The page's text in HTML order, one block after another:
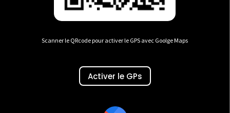
Scanner le QRcode pour activer le GPS avec Goolge Maps
Activer le GPs